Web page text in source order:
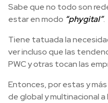
Sabe que no todo son
estar en modo “phygital”.
Tiene tatuada la
ver incluso que las
PWC y otras tocan las
Entonces, por estas y
de global y multinacional